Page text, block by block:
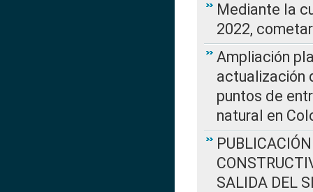
Mediante la
2022,
Ampliación
actualización
puntos de
natural en
SALIDA DEL